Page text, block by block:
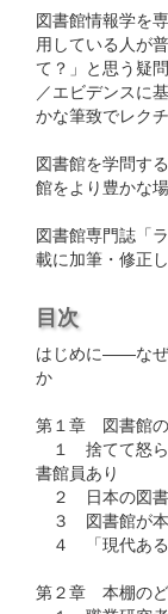
図書館情報学を
用している人が
て？」と思う疑
／エビデンスに
かな筆致でレク
図書館を学問す
館をより豊かな
図書館専門誌「
載に加筆・修正
目次
はじめに――なぜ
か
第１章 図書館の
１ 捨てて怒ら
書館員あり
２ 日本の図書
３ 図書館が本
４ 「現代ある
第２章 本棚のど